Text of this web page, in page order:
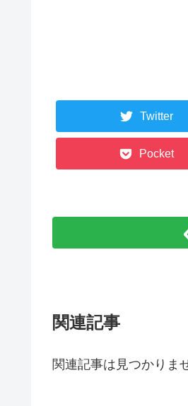
Twitter
Pocket
関連記事
関連記事は見つかりま